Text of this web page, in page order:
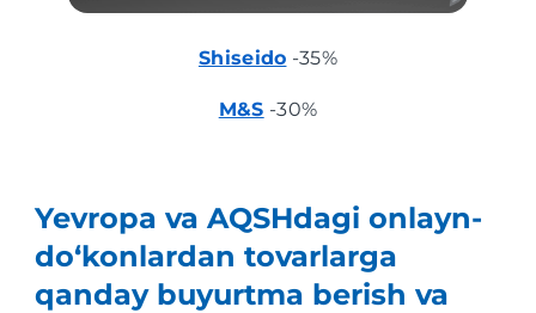
Shiseido -35%
M&S -30%
Yevropa va AQSHdagi onlayn-
do‘konlardan tovarlarga
qanday buyurtma berish va